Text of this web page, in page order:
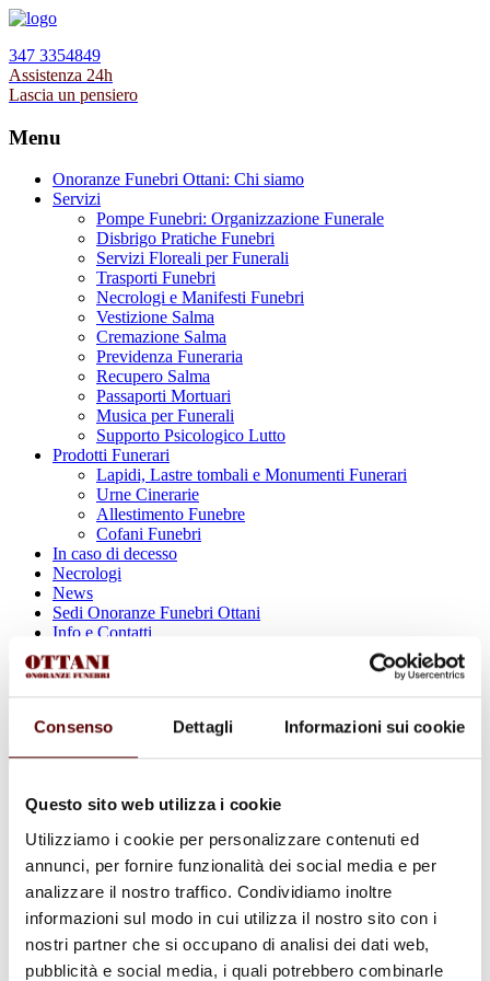
Consenso Dettagli Informazioni sui cookie
Questo sito web utilizza i cookie
Utilizziamo i cookie per personalizzare contenuti ed
annunci, per fornire funzionalità dei social media e per
analizzare il nostro traffico. Condividiamo inoltre
informazioni sul modo in cui utilizza il nostro sito con i
nostri partner che si occupano di analisi dei dati web,
pubblicità e social media, i quali potrebbero combinarle
347 3354849
Assistenza 24h
Lascia un pensiero
Menu
Onoranze Funebri Ottani: Chi siamo
Servizi
Pompe Funebri: Organizzazione Funerale
Disbrigo Pratiche Funebri
Servizi Floreali per Funerali
Trasporti Funebri
Necrologi e Manifesti Funebri
Vestizione Salma
Cremazione Salma
Previdenza Funeraria
Recupero Salma
Passaporti Mortuari
Musica per Funerali
Supporto Psicologico Lutto
Prodotti Funerari
Lapidi, Lastre tombali e Monumenti Funerari
Urne Cinerarie
Allestimento Funebre
Cofani Funebri
In caso di decesso
Necrologi
News
Sedi Onoranze Funebri Ottani
Info e Contatti
Cerca
Carolina Pinardi
3 Settembre 1954 - 31 Ottobre 2024
Condividi questa pagina